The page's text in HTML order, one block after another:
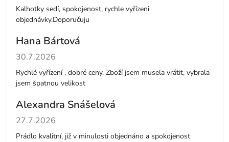
Kalhotky sedí, spokojenost, rychle vyřízeni
objednávky.Doporučuju
Hana Bártová
Hodnocení obchodu je 4 z 5 hvězdiček.
30.7.2026
Rychlé vyřízení , dobré ceny. Zboží jsem musela vrátit, vybrala
jsem špatnou velikost
Alexandra Snášelová
Hodnocení obchodu je 5 z 5 hvězdiček.
27.7.2026
Prádlo kvalitní, již v minulosti objednáno a spokojenost